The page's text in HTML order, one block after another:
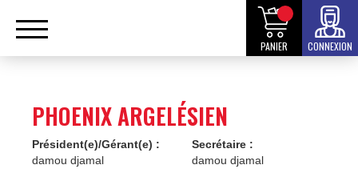
PANIER CONNEXION
PHOENIX ARGELÉSIEN
Président(e)/Gérant(e) :
damou djamal
Secrétaire :
damou djamal